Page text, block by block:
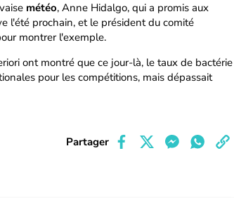
météo, Anne Hidalgo, qui a promis aux
l'été prochain, et le président du comité
montrer l'exemple.
ont montré que ce jour-là, le taux de bactérie
pour les compétitions, mais dépassait
Partager